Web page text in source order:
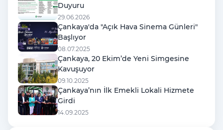
Duyuru
29.06.2026
Çankaya'da "Açık Hava Sinema Günleri"
Başlıyor
08.07.2025
Çankaya, 20 Ekim’de Yeni Simgesine
Kavuşuyor
09.10.2025
Çankaya’nın İlk Emekli Lokali Hizmete
Girdi
14.09.2025